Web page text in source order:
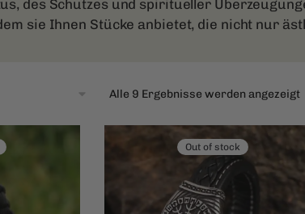
des Schutzes und spiritueller
sie Ihnen Stücke anbietet, die nicht nur
Alle 9 Ergebnisse werden angezeigt
Out of stock